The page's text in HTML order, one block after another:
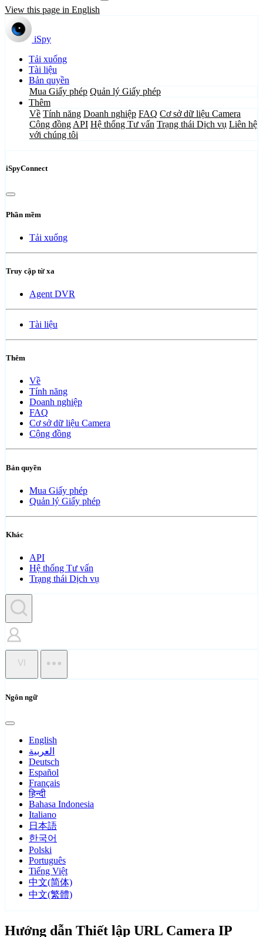
View this page in English
iSpy
Tải xuống
Tài liệu
Bản quyền
Mua Giấy phép Quản lý Giấy phép
Thêm
Về Tính năng Doanh nghiệp FAQ Cơ sở dữ liệu Camera
Cộng đồng API Hệ thống Tư vấn Trạng thái Dịch vụ Liên hệ
với chúng tôi
iSpyConnect
Phần mềm
Tải xuống
Truy cập từ xa
Agent DVR
Tài liệu
Thêm
Về
Tính năng
Doanh nghiệp
FAQ
Cơ sở dữ liệu Camera
Cộng đồng
Bản quyền
Mua Giấy phép
Quản lý Giấy phép
Khác
API
Hệ thống Tư vấn
Trạng thái Dịch vụ
VI
Ngôn ngữ
English
العربية
Deutsch
Español
Français
हिन्दी
Bahasa Indonesia
Italiano
日本語
한국어
Polski
Português
Tiếng Việt
中文(简体)
中文(繁體)
Hướng dẫn Thiết lập URL Camera IP